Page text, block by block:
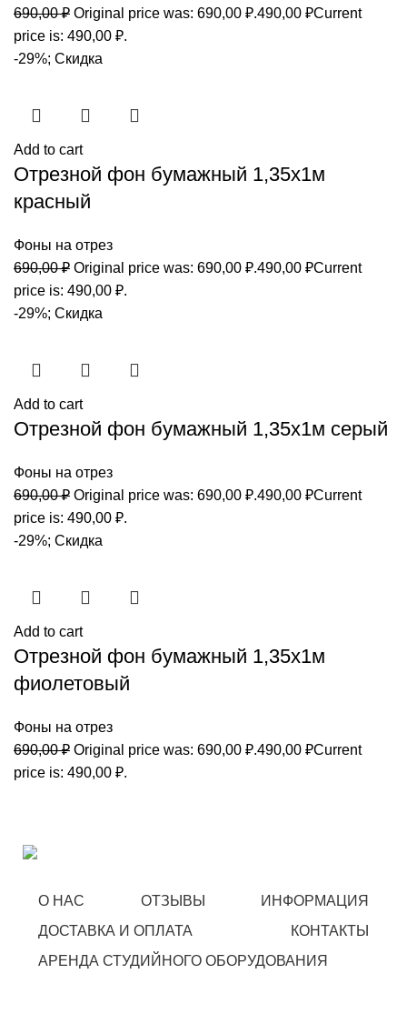
690,00₽ Original price was: 690,00 ₽.490,00 ₽Current
price is: 490,00 ₽.
-29%; Скидка
Add to cart
Отрезной фон бумажный 1,35х1м
красный
Фоны на отрез
690,00₽ Original price was: 690,00 ₽.490,00 ₽Current
price is: 490,00 ₽.
-29%; Скидка
Add to cart
Отрезной фон бумажный 1,35х1м серый
Фоны на отрез
690,00₽ Original price was: 690,00 ₽.490,00 ₽Current
price is: 490,00 ₽.
-29%; Скидка
Add to cart
Отрезной фон бумажный 1,35х1м
фиолетовый
Фоны на отрез
690,00₽ Original price was: 690,00 ₽.490,00 ₽Current
price is: 490,00 ₽.
О НАС ОТЗЫВЫ
ИНФОРМАЦИЯ
ДОСТАВКА И ОПЛАТА
КОНТАКТЫ
АРЕНДА СТУДИЙНОГО ОБОРУДОВАНИЯ